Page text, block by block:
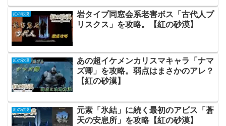
紅の砂漠
岩タイプ同窓会系老害ボス「古代人プ
リスクス」を攻略。【紅の砂漠】
紅の砂漠
あの超イケメンカリスマキャラ「ナマ
ズ卿」を攻略。弱点はまさかのアレ？
【紅の砂漠】
紅の砂漠
元素「氷結」に続く最初のアビス「蒼
天の安息所」を攻略【紅の砂漠】